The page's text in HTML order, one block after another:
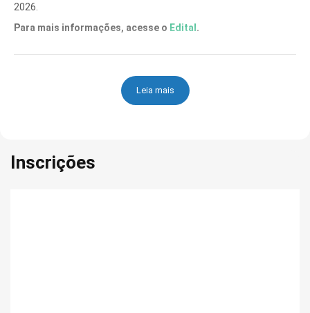
2026.
Para mais informações, acesse o Edital.
Leia mais
Inscrições